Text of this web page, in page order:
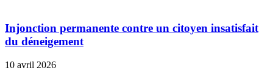
Injonction permanente contre un citoyen insatisfait
du déneigement
10 avril 2026